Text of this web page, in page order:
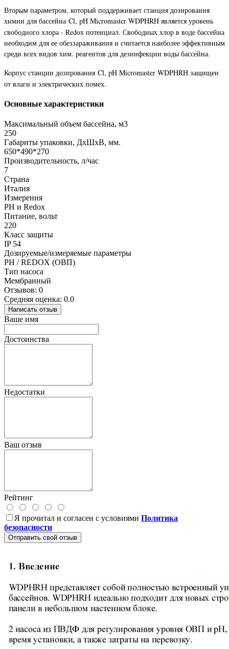
Вторым параметром, который поддерживает станция дозирования
химии для бассейна Cl, pH Micromaster WDPHRH является уровень
свободного хлора - Redox потенциал. Свободных хлор в воде бассейна
необходим для ее обеззараживания и считается наиболее эффективным
среди всех видов хим. реагентов для дезинфекции воды бассейна.
Корпус станции дозирования Cl, pH Micromaster WDPHRH защищен
от влаги и электрических помех.
Основные характеристики
Максимальный объем бассейна, м3
250
Габариты упаковки, ДхШхВ, мм.
650*490*270
Производительность, л/час
7
Страна
Италия
Измерения
РН и Redox
Питание, вольт
220
Класс защиты
IP 54
Дозируемые/измеряемые параметры
PH / REDOX (ОВП)
Тип насоса
Мембранный
Отзывов: 0
Средняя оценка: 0.0
Написать отзыв
Ваше имя
Достоинства
Недостатки
Ваш отзыв
Рейтинг
Я прочитал и согласен с условиями Политика
безопасности
Отправить свой отзыв